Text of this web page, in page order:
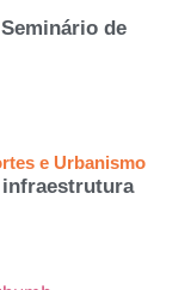
de
e Urbanismo